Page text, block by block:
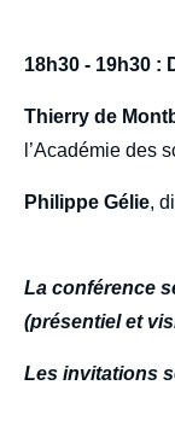
18h30 - 19h30 :
Thierry de
l’Académie des
Philippe Gélie,
La conférence
(présentiel et
Les invitations